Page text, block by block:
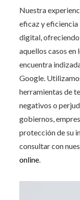
Nuestra
eficaz y
digital,
aquellos casos en
encuentra
Google.
herramientas de
negativos o
gobiernos,
protección de su
consultar con
online.